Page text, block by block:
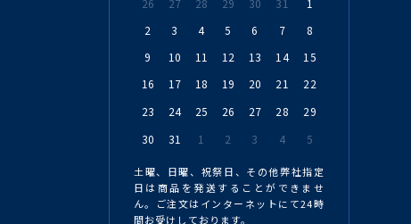
26 27 28 29 30 31
1
2
3 4 5 6 7
8
9
10 11 12 13 14
15
16
17 18 19 20 21
22
23
24 25 26 27 28
29
30
31 1 2 3 4 5
土曜、日曜、祝祭日、その他弊社指定
日は商品を発送することができませ
ん。ご注文はインターネットにて24時
間お受けしております。